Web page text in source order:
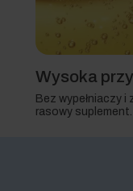
Wysoka
Bez wypełniaczy
rasowy suplement.